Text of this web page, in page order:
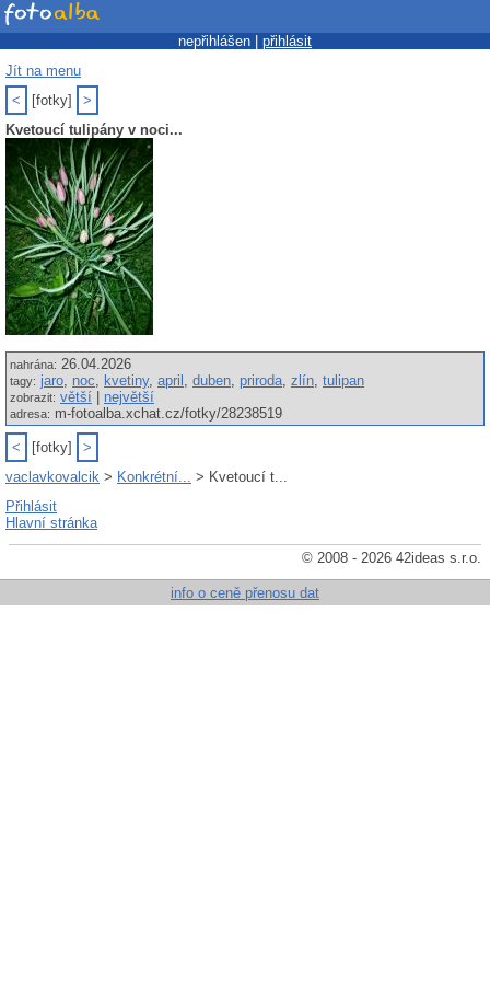
nepřihlášen | přihlásit
Jít na menu
<
[fotky]
>
Kvetoucí tulipány v noci...
nahrána: 26.04.2026
tagy: jaro, noc, kvetiny, april , duben, priroda, zlín, tulipan
zobrazit: větší největší
adresa: m-fotoalba.xchat.cz/fotky/28238519
< [fotky]
>
vaclavkovalcik > Konkrétní... > Kvetoucí t...
Přihlásit
Hlavní stránka
© 2008 - 2026 42ideas s.r.o.
info o ceně přenosu dat